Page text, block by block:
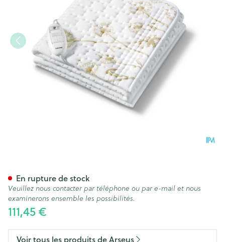
111,45 €
En rupture de stock
Veuillez nous contacter par téléphone ou par e-mail et nous
examinerons ensemble les possibilités.
Voir tous les produits de Arseus